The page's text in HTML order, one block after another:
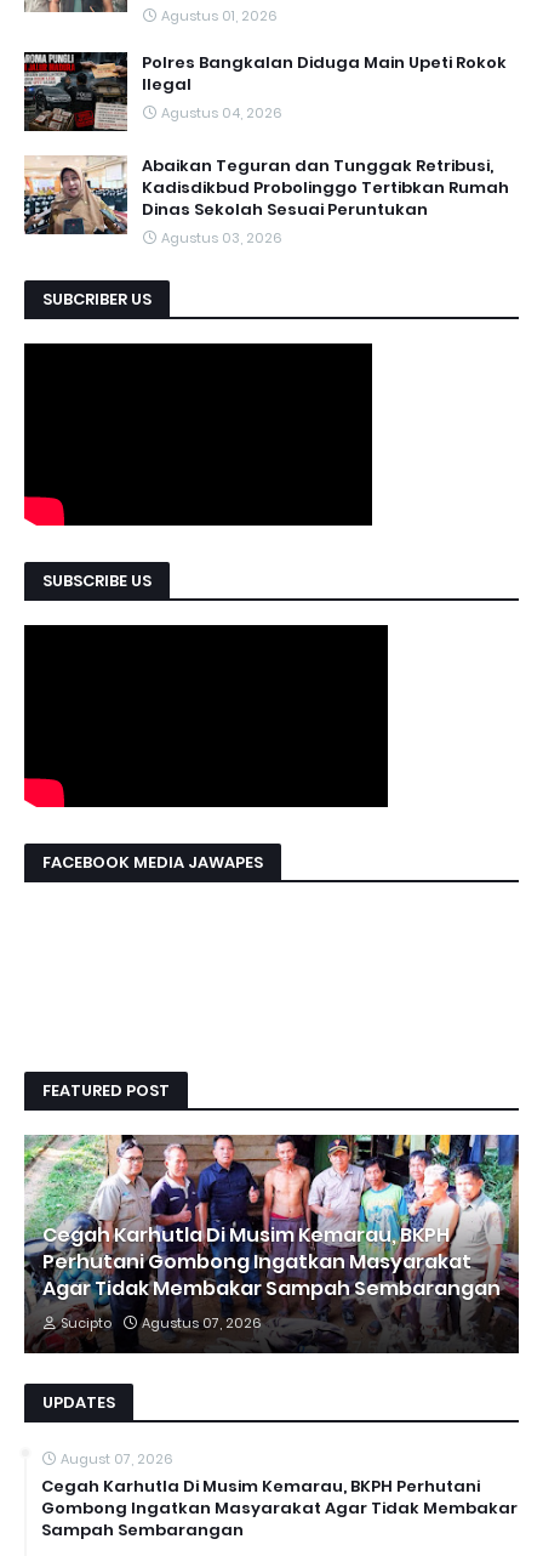
Agustus 01, 2026
Polres Bangkalan Diduga Main Upeti Rokok
Ilegal
Agustus 04, 2026
Abaikan Teguran dan Tunggak Retribusi,
Kadisdikbud Probolinggo Tertibkan Rumah
Dinas Sekolah Sesuai Peruntukan
Agustus 03, 2026
SUBCRIBER US
SUBSCRIBE US
FACEBOOK MEDIA JAWAPES
FEATURED POST
Cegah Karhutla Di Musim Kemarau, BKPH
Perhutani Gombong Ingatkan Masyarakat
Agar Tidak Membakar Sampah Sembarangan
Sucipto Agustus 07, 2026
UPDATES
August 07, 2026
Cegah Karhutla Di Musim Kemarau, BKPH Perhutani
Gombong Ingatkan Masyarakat Agar Tidak Membakar
Sampah Sembarangan